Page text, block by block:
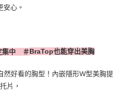
安心。
集中 ＃BraTop也能穿出美胸
然好看的胸型！內嵌隱形W型美胸提
托片，